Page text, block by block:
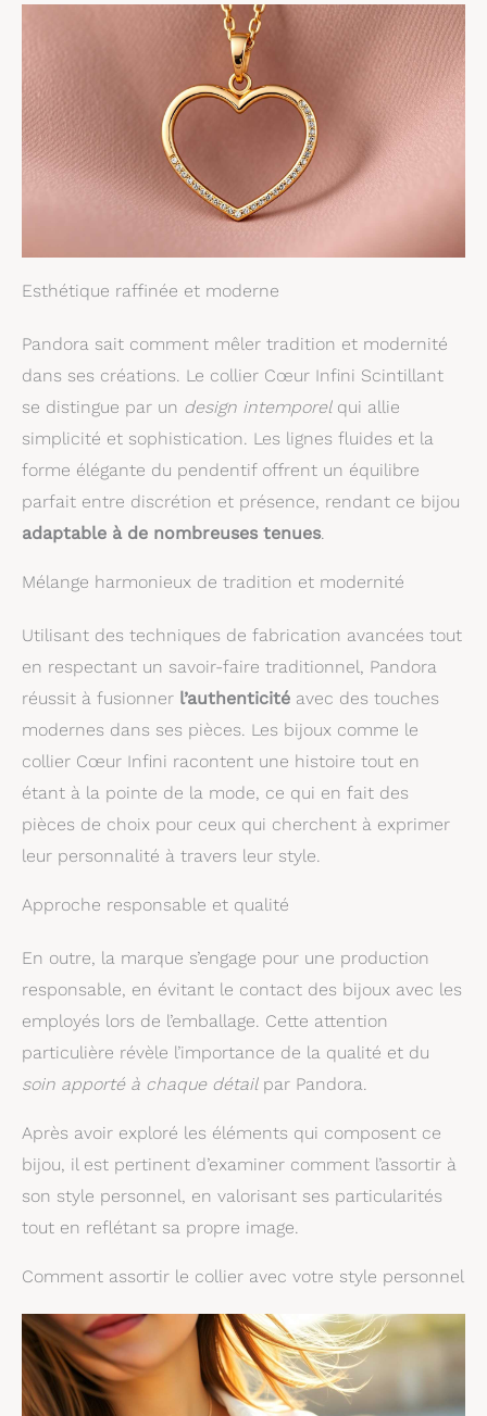
Esthétique raffinée et moderne
Pandora sait comment mêler tradition et modernité
dans ses créations. Le collier Cœur Infini Scintillant
se distingue par un design intemporelqui allie
simplicité et sophistication. Les lignes fluides et la
forme élégante du pendentif offrent un équilibre
parfait entre discrétion et présence, rendant ce bijou
adaptable à de nombreuses tenues
Mélange harmonieux de tradition et modernité
Utilisant des techniques de fabrication avancées tout
en respectant un savoir-faire traditionnel, Pandora
réussit à fusionner l’authenticité avec des touches
modernes dans ses pièces. Les bijoux comme le
collier Cœur Infini racontent une histoire tout en
étant à la pointe de la mode, ce qui en fait des
pièces de choix pour ceux qui cherchent à exprimer
leur personnalité à travers leur style.
Approche responsable et qualité
En outre, la marque s’engage pour une production
responsable, en évitant le contact des bijoux avec les
employés lors de l’emballage. Cette attention
particulière révèle l’importance de la qualité et du
soin apporté à chaque détailpar Pandora.
Après avoir exploré les éléments qui composent ce
bijou, il est pertinent d’examiner comment l’assortir à
son style personnel, en valorisant ses particularités
tout en reflétant sa propre image.
Comment assortir le collier avec votre style personnel